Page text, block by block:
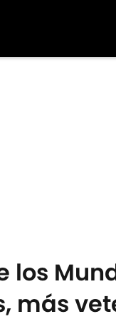
los
más